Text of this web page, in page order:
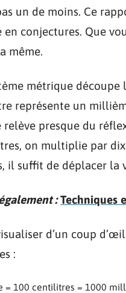
un de moins. Ce
en conjectures. Que
même.
métrique
représente un
relève presque du
on multiplie par dix
il suffit de déplacer la
: Techniques
d’un coup
:
= 100 centilitres = 1000